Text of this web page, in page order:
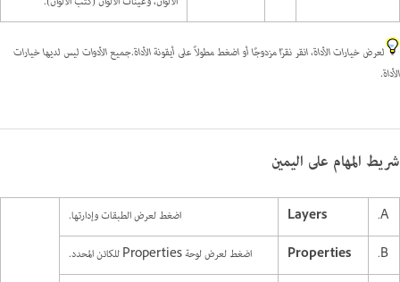
لعرض خيارات الأداة، انقر نقرًا مزدوجًا أو اضغط مطولاً على أيقونة الأداة.جميع الأدوات ليس لديها خيارات
الأداة.
شريط المهام على اليمين
A.
Layers
اضغط لعرض الطبقات وإدارتها.
B.
Properties اضغط لعرض لوحة Properties للكائن المحدد.